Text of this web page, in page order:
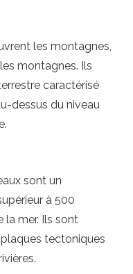
les montagnes,
montagnes. Ils
caractérisé
dessus du niveau
sont un
à 500
la mer. Ils sont
tectoniques